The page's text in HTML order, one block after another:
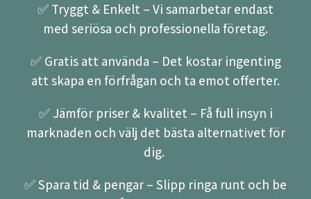
✅ Tryggt & Enkelt – Vi samarbetar endast
med seriösa och professionella företag.
✅ Gratis att använda – Det kostar ingenting
att skapa en förfrågan och ta emot offerter.
✅ Jämför priser & kvalitet – Få full insyn i
marknaden och välj det bästa alternativet för
dig.
✅ Spara tid & pengar – Slipp ringa runt och be